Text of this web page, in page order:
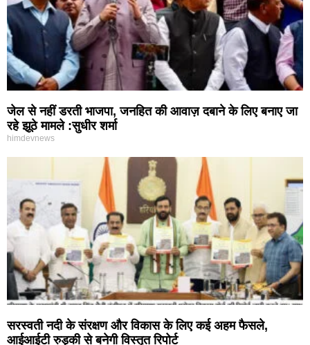
जेल से नहीं डरती भाजपा, जनहित की आवाज़ दबाने के लिए बनाए जा
रहे झूठे मामले :सुधीर शर्मा
himdevnews
सरस्वती नदी के संरक्षण और विकास के लिए कई अहम फैसले,
आईआईटी रुड़की से बनेगी विस्तृत रिपोर्ट